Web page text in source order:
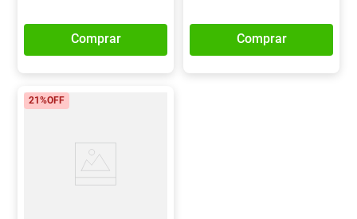
Comprar Comprar
21%OFF